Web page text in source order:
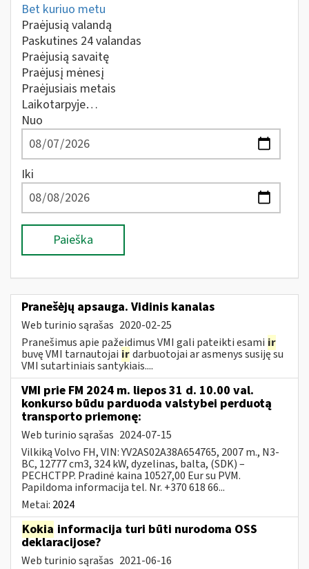
Bet kuriuo metu
Praėjusią valandą
Paskutines 24 valandas
Praėjusią savaitę
Praėjusį mėnesį
Praėjusiais metais
Laikotarpyje…
Nuo
Iki
Paieška
Pranešėjų apsauga. Vidinis kanalas
Web turinio sąrašas 2020-02-25
Pranešimus apie pažeidimus VMI gali pateikti esami ir
buvę VMI tarnautojai irdarbuotojai ar asmenys susiję su
VMI sutartiniais santykiais....
VMI prie FM 2024 m. liepos 31 d. 10.00 val.
konkurso būdu parduoda valstybei perduotą
transporto priemonę:
Web turinio sąrašas 2024-07-15
Vilkiką Volvo FH, VIN: YV2AS02A38A654765, 2007 m., N3-
BC, 12777 cm3, 324 kW, dyzelinas, balta, (SDK) –
PECHCTPP. Pradinė kaina 10527,00 Eur su PVM.
Papildoma informacija tel. Nr. +370 618 66...
Metai: 2024
Kokia informacija turi būti nurodoma OSS
deklaracijose?
Web turinio sąrašas 2021-06-16